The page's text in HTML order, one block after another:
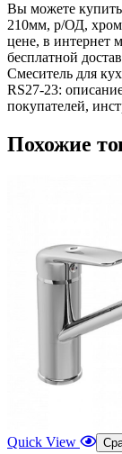
Вы можете
210мм, р/ОД,
цене, в интернет
бесплатной
Смеситель для
RS27-23:
покупателей,
Похожие
Quick View